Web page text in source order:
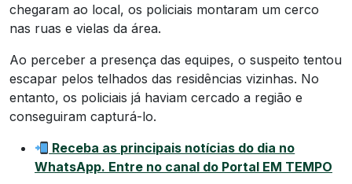
chegaram ao local, os policiais montaram um cerco
nas ruas e vielas da área.
Ao perceber a presença das equipes, o suspeito tentou
escapar pelos telhados das residências vizinhas. No
entanto, os policiais já haviam cercado a região e
conseguiram capturá-lo.
Receba as principais notícias do dia no
WhatsApp. Entre no canal do Portal EM TEMPO